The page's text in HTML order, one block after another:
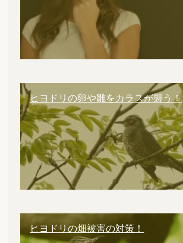
ヒヨドリの卵や雛をカラスが襲う！
ヒヨドリの畑被害の対策！